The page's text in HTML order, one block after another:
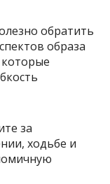
обратить
образа
за
ходьбе и